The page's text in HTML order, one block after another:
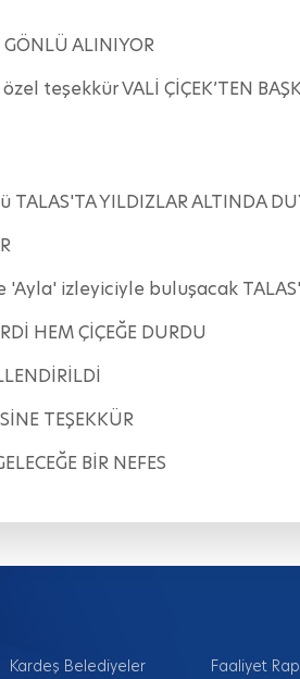
GÖNLÜ ALINIYOR
teşekkür VALİ ÇİÇEK’TEN
YILDIZLAR ALTINDA
izleyiciyle buluşacak
HEM ÇİÇEĞE DURDU
TEŞEKKÜR
BİR NEFES
Kardeş Belediyeler
Faaliyet